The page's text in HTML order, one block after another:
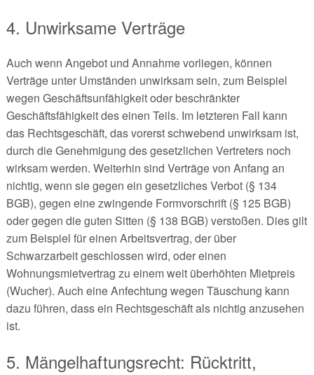
4. Unwirksame Verträge
Auch wenn Angebot und Annahme vorliegen, können
Verträge unter Umständen unwirksam sein, zum Beispiel
wegen Geschäftsunfähigkeit oder beschränkter
Geschäftsfähigkeit des einen Teils. Im letzteren Fall kann
das Rechtsgeschäft, das vorerst schwebend unwirksam ist,
durch die Genehmigung des gesetzlichen Vertreters noch
wirksam werden. Weiterhin sind Verträge von Anfang an
nichtig, wenn sie gegen ein gesetzliches Verbot (§ 134
BGB), gegen eine zwingende Formvorschrift (§ 125 BGB)
oder gegen die guten Sitten (§ 138 BGB) verstoßen. Dies gilt
zum Beispiel für einen Arbeitsvertrag, der über
Schwarzarbeit geschlossen wird, oder einen
Wohnungsmietvertrag zu einem weit überhöhten Mietpreis
(Wucher). Auch eine Anfechtung wegen Täuschung kann
dazu führen, dass ein Rechtsgeschäft als nichtig anzusehen
ist.
5. Mängelhaftungsrecht: Rücktritt,